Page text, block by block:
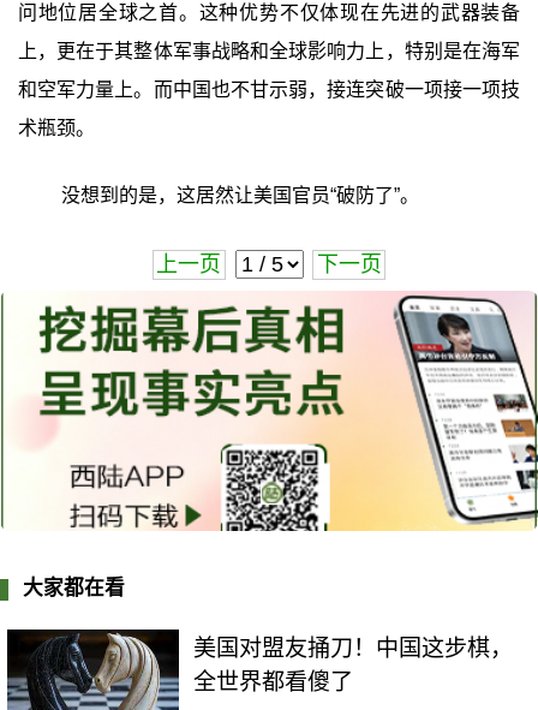
问地位居全球之首。这种优势不仅体现在先进的武器装备
上，更在于其整体军事战略和全球影响力上，特别是在海军
和空军力量上。而中国也不甘示弱，接连突破一项接一项技
术瓶颈。
没想到的是，这居然让美国官员“破防了”。
上一页 下一页
大家都在看
美国对盟友捅刀！中国这步棋，
全世界都看傻了